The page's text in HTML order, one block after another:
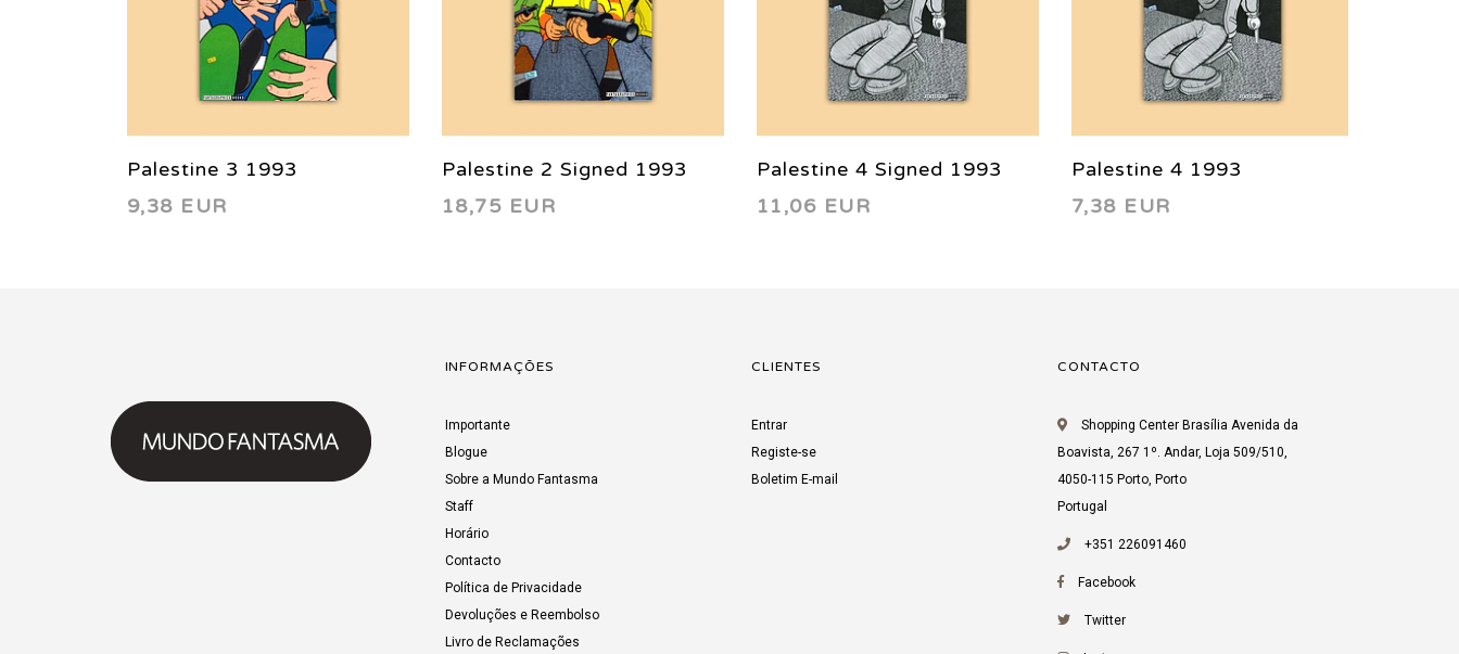
Palestine 3 1993
9,38 EUR
Palestine 2 Signed 1993
18,75 EUR
Palestine 4 Signed 1993
11,06 EUR
Palestine 4 1993
7,38 EUR
INFORMAÇÕES
Importante
Blogue
Sobre a Mundo Fantasma
Staff
Horário
Contacto
Política de Privacidade
Devoluções e Reembolso
Livro de Reclamações
CLIENTES
Entrar
Registe-se
Boletim E-mail
CONTACTO
Shopping Center Brasília Avenida da
Boavista, 267 1º. Andar, Loja 509/510,
4050-115 Porto, Porto
Portugal
+351 226091460
Facebook
Twitter